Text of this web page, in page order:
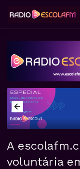
A
voluntária